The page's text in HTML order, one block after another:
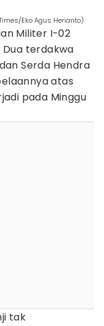
Eko Agus Herianto)
Militer I-02
Dua terdakwa
Serda Hendra
atas
pada Minggu
tak